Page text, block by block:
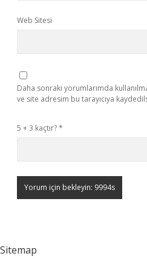
Web Sitesi
Daha sonraki yorumlarımda
ve site adresim bu tarayıcıya
5 + 3 kaçtır?*
Sitemap